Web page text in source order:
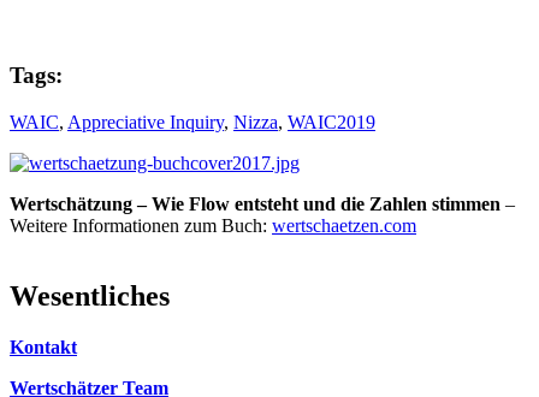
Tags:
WAIC, Appreciative Inquiry, Nizza, WAIC2019
Wertschätzung – Wie Flow entsteht und die Zahlen stimmen –
Weitere Informationen zum Buch: wertschaetzen.com
Wesentliches
Kontakt
Wertschätzer Team